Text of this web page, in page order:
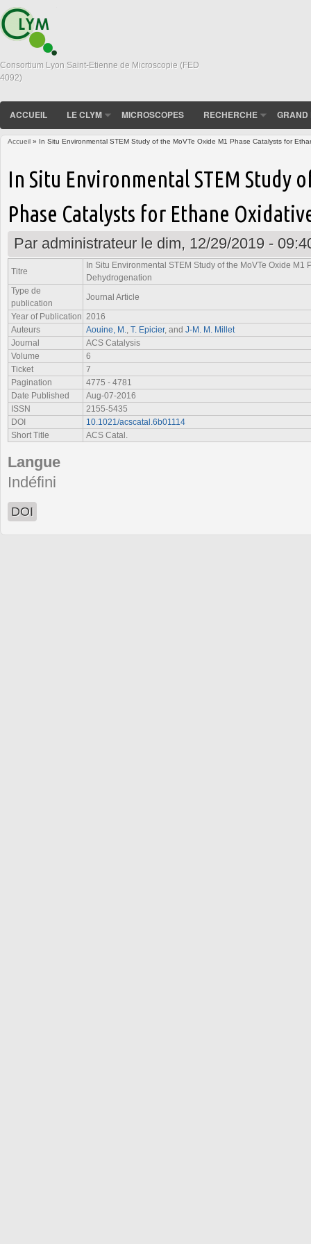
Consortium Lyon Saint-Etienne de Microscopie (FED
4092)
ACCUEIL LE CLYM MICROSCOPES RECHERCHE GRAND
Accueil » In Situ Environmental STEM Study of the MoVTe Oxide M1 Phase Catalysts for
In Situ Environmental STEM Study
Phase Catalysts for Ethane
Par administrateurle dim, 12/29/2019 -
Titre
In Situ Environmental STEM Study of the MoVTe Oxide M1
Dehydrogenation
Type de
publication
Journal Article
Year of Publication 2016
Auteurs
Aouine, M. T. Epicier, and J-M. M. Millet
Journal
ACS Catalysis
Volume
6
Ticket
7
Pagination
4775 - 4781
Date Published
Aug-07-2016
ISSN
2155-5435
DOI
10.1021/acscatal.6b01114
Short Title
ACS Catal.
Langue
Indéfini
DOI